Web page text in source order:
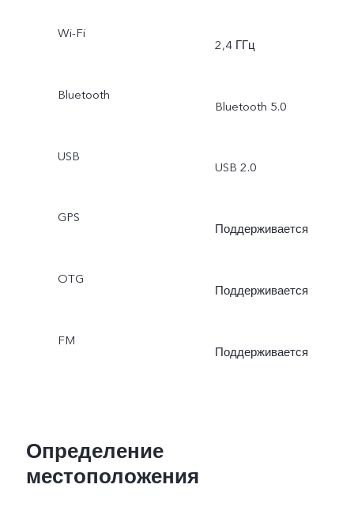
Wi-Fi
2,4 ГГц
Bluetooth
Bluetooth 5.0
USB
USB 2.0
GPS
Поддерживается
OTG
Поддерживается
FM
Поддерживается
Определение
местоположения